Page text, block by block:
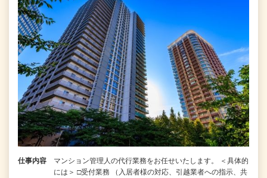
仕事内容
マンション管理人の代行業務をお任せいたします。 ＜具体的
には＞ □受付業務 （入居者様の対応、引越業者への指示、共